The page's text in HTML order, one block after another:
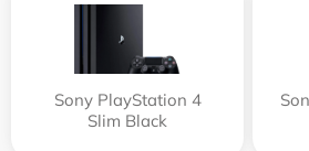
Sony PlayStation 4
Slim Black